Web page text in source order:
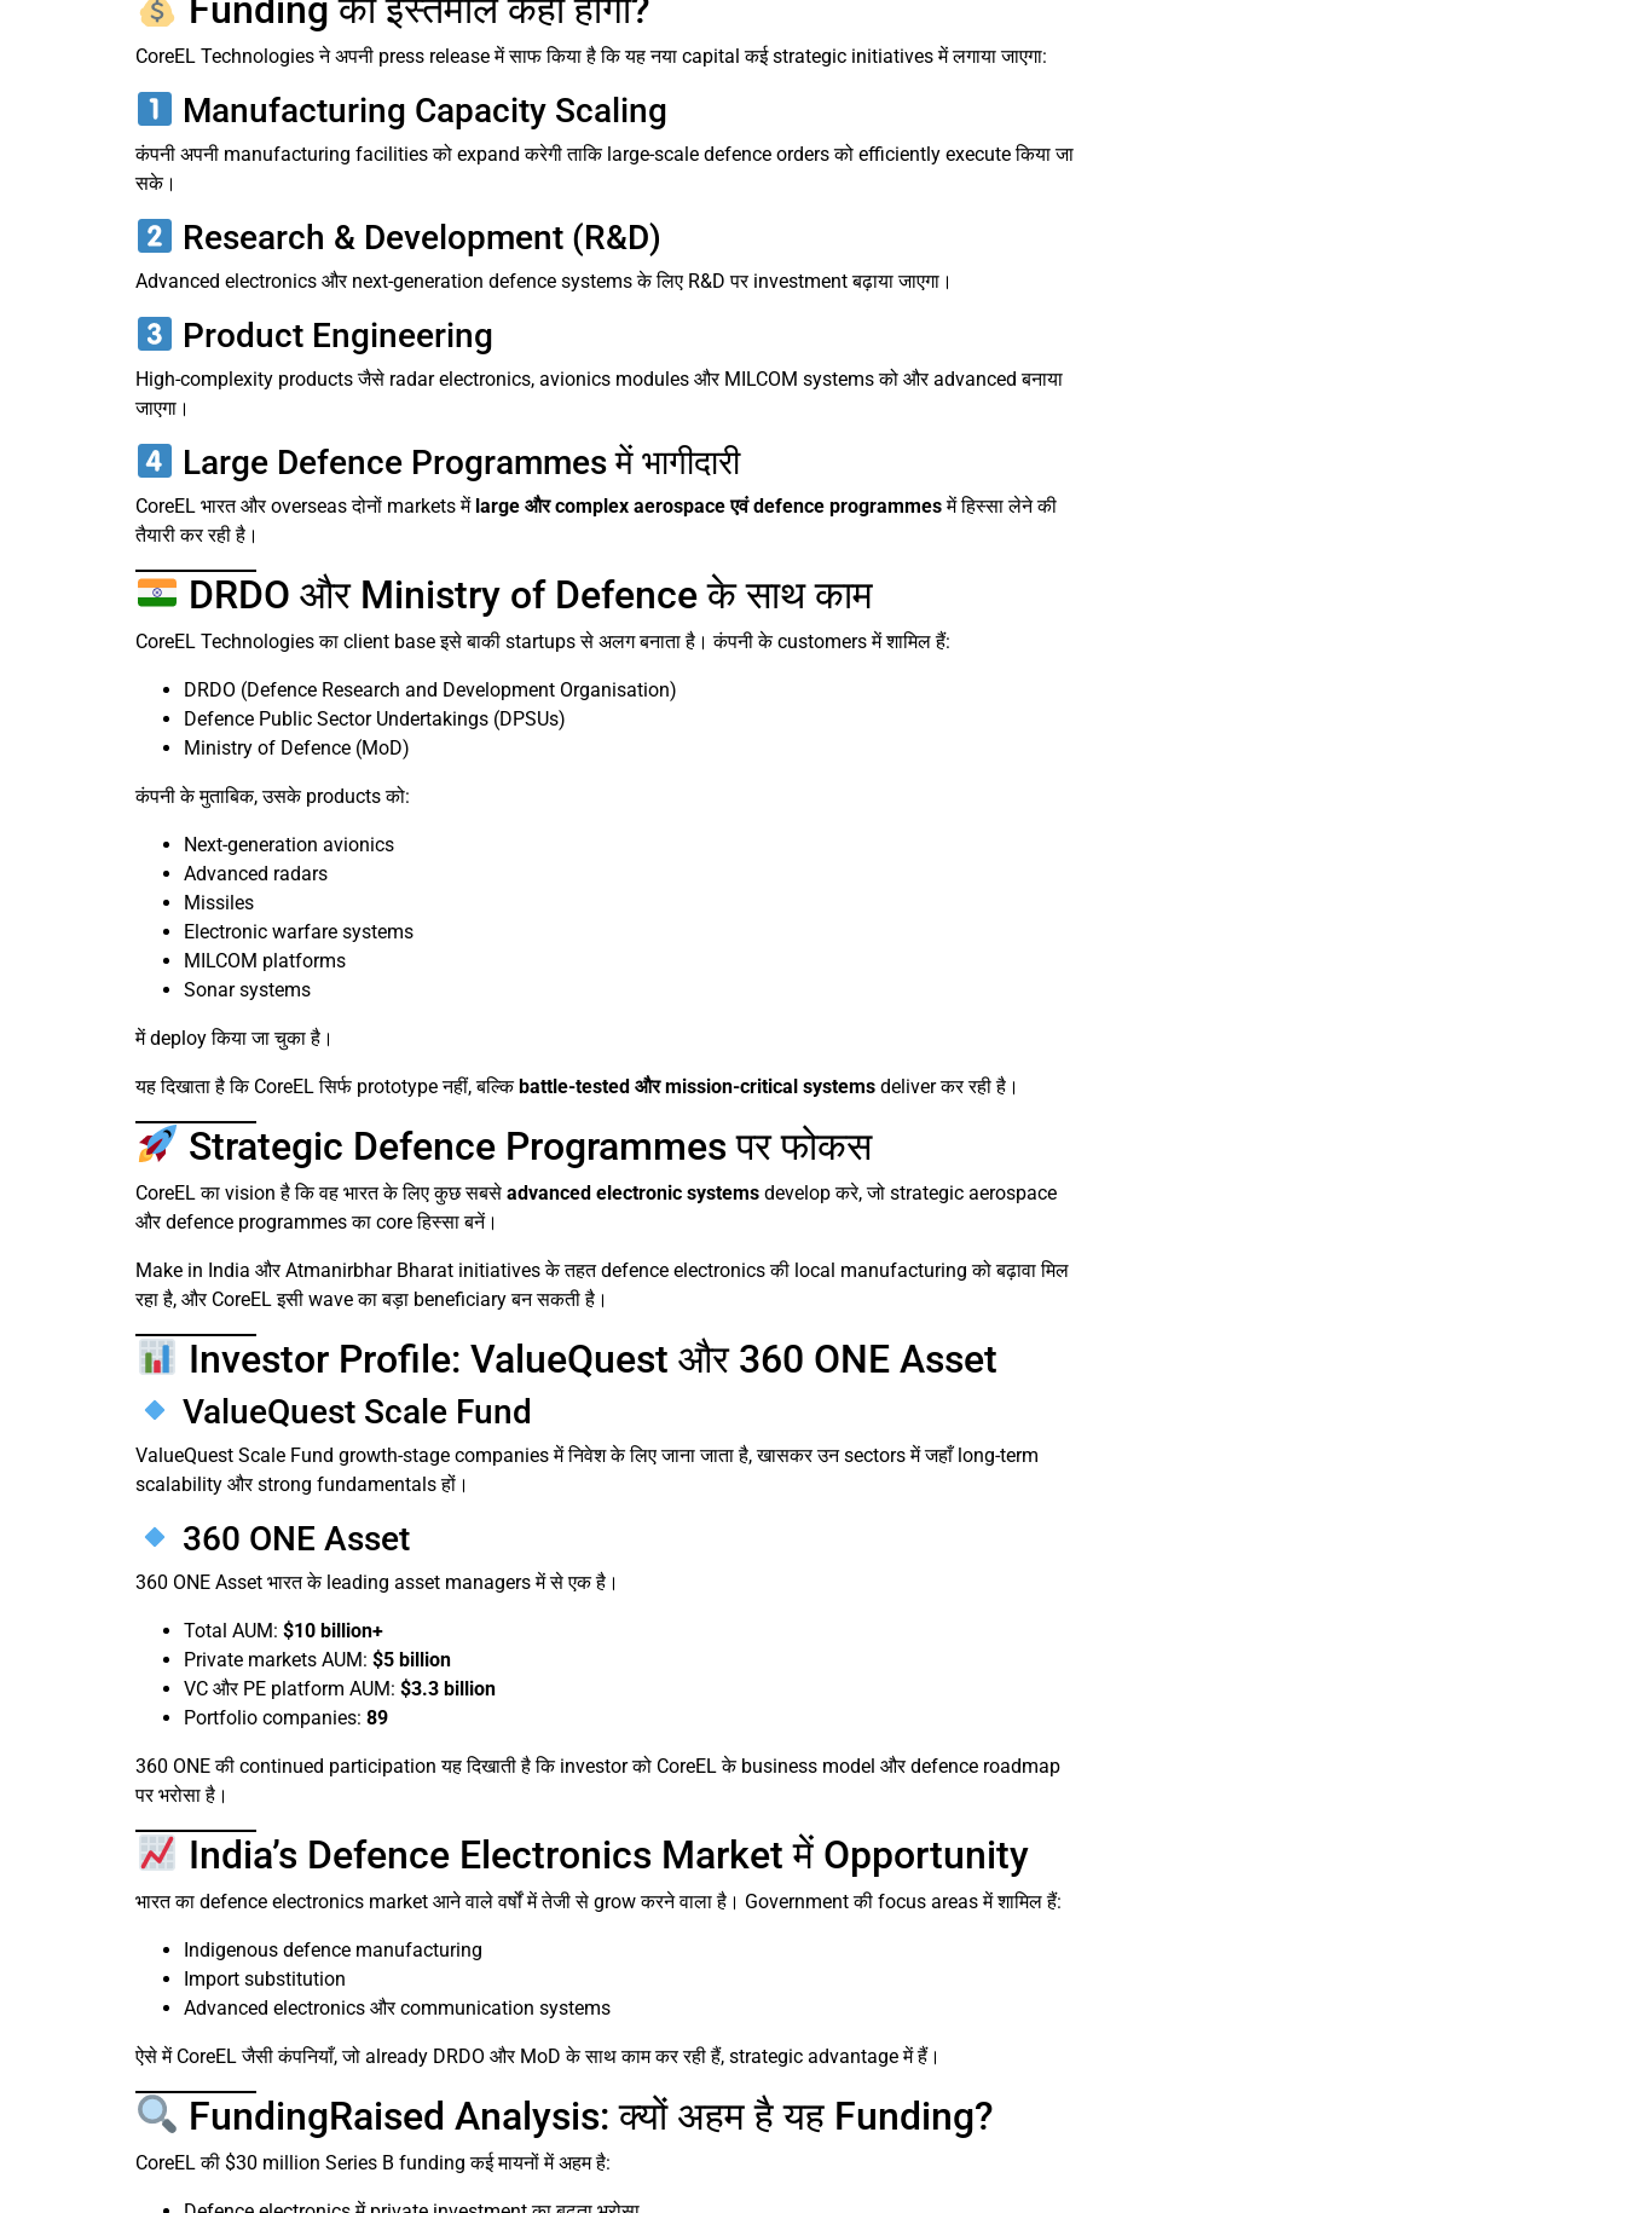
Funding का इस्तेमाल कहाँ होगा?
CoreEL Technologies ने अपनी press release में साफ किया है कि यह नया capital कई strategic initiatives में लगाया जाएगा:
Manufacturing Capacity Scaling
कंपनी अपनी manufacturing facilities को expand करेगी ताकि large-scale defence orders को efficiently execute किया जा
सके।
Research & Development (R&D)
Advanced electronics और next-generation defence systems के लिए R&D पर investment बढ़ाया जाएगा।
Product Engineering
High-complexity products जैसे radar electronics, avionics modules और MILCOM systems को और advanced बनाया
जाएगा।
Large Defence Programmes में भागीदारी
CoreEL भारत और overseas दोनों markets में large और complex aerospace एवं defence programmesमें हिस्सा लेने की
तैयारी कर रही है।
DRDO और Ministry of Defence के साथ काम
CoreEL Technologies का client base इसे बाकी startups से अलग बनाता है। कंपनी के customers में शामिल हैं:
DRDO (Defence Research and Development Organisation)
Defence Public Sector Undertakings (DPSUs)
Ministry of Defence (MoD)
कंपनी के मुताबिक, उसके products को:
Next-generation avionics
Advanced radars
Missiles
Electronic warfare systems
MILCOM platforms
Sonar systems
में deploy किया जा चुका है।
यह दिखाता है कि CoreEL सिर्फ prototype नहीं, बल्किbattle-tested और mission-critical systems deliver कर रही है।
Strategic Defence Programmes पर फोकस
CoreEL का vision है कि वह भारत के लिए कुछ सबसे advanced electronic systems develop करे, जो strategic aerospace
और defence programmes का core हिस्सा बनें।
Make in India और Atmanirbhar Bharat initiatives के तहत defence electronics की local manufacturing को बढ़ावा मिल
रहा है, और CoreEL इसी wave का बड़ा beneficiary बन सकती है।
Investor Profile: ValueQuest और 360 ONE Asset
ValueQuest Scale Fund
ValueQuest Scale Fund growth-stage companies में निवेश के लिए जाना जाता है, खासकर उन sectors में जहाँ long-term
scalability और strong fundamentals हों।
360 ONE Asset
360 ONE Asset भारत के leading asset managers में से एक है।
Total AUM: $10 billion+
Private markets AUM: $5 billion
VC और PE platform AUM: $3.3 billion
Portfolio companies: 89
360 ONE की continued participation यह दिखाती है कि investor को CoreEL के business model और defence roadmap
पर भरोसा है।
India’s Defence Electronics Market में Opportunity
भारत का defence electronics market आने वाले वर्षों में तेजी से grow करने वाला है। Government की focus areas में शामिल हैं:
Indigenous defence manufacturing
Import substitution
Advanced electronics और communication systems
ऐसे में CoreEL जैसी कंपनियाँ, जो already DRDO और MoD के साथ काम कर रही हैं, strategic advantage में हैं।
FundingRaised Analysis: क्यों अहम है यह Funding?
CoreEL की $30 million Series B funding कई मायनों में अहम है: